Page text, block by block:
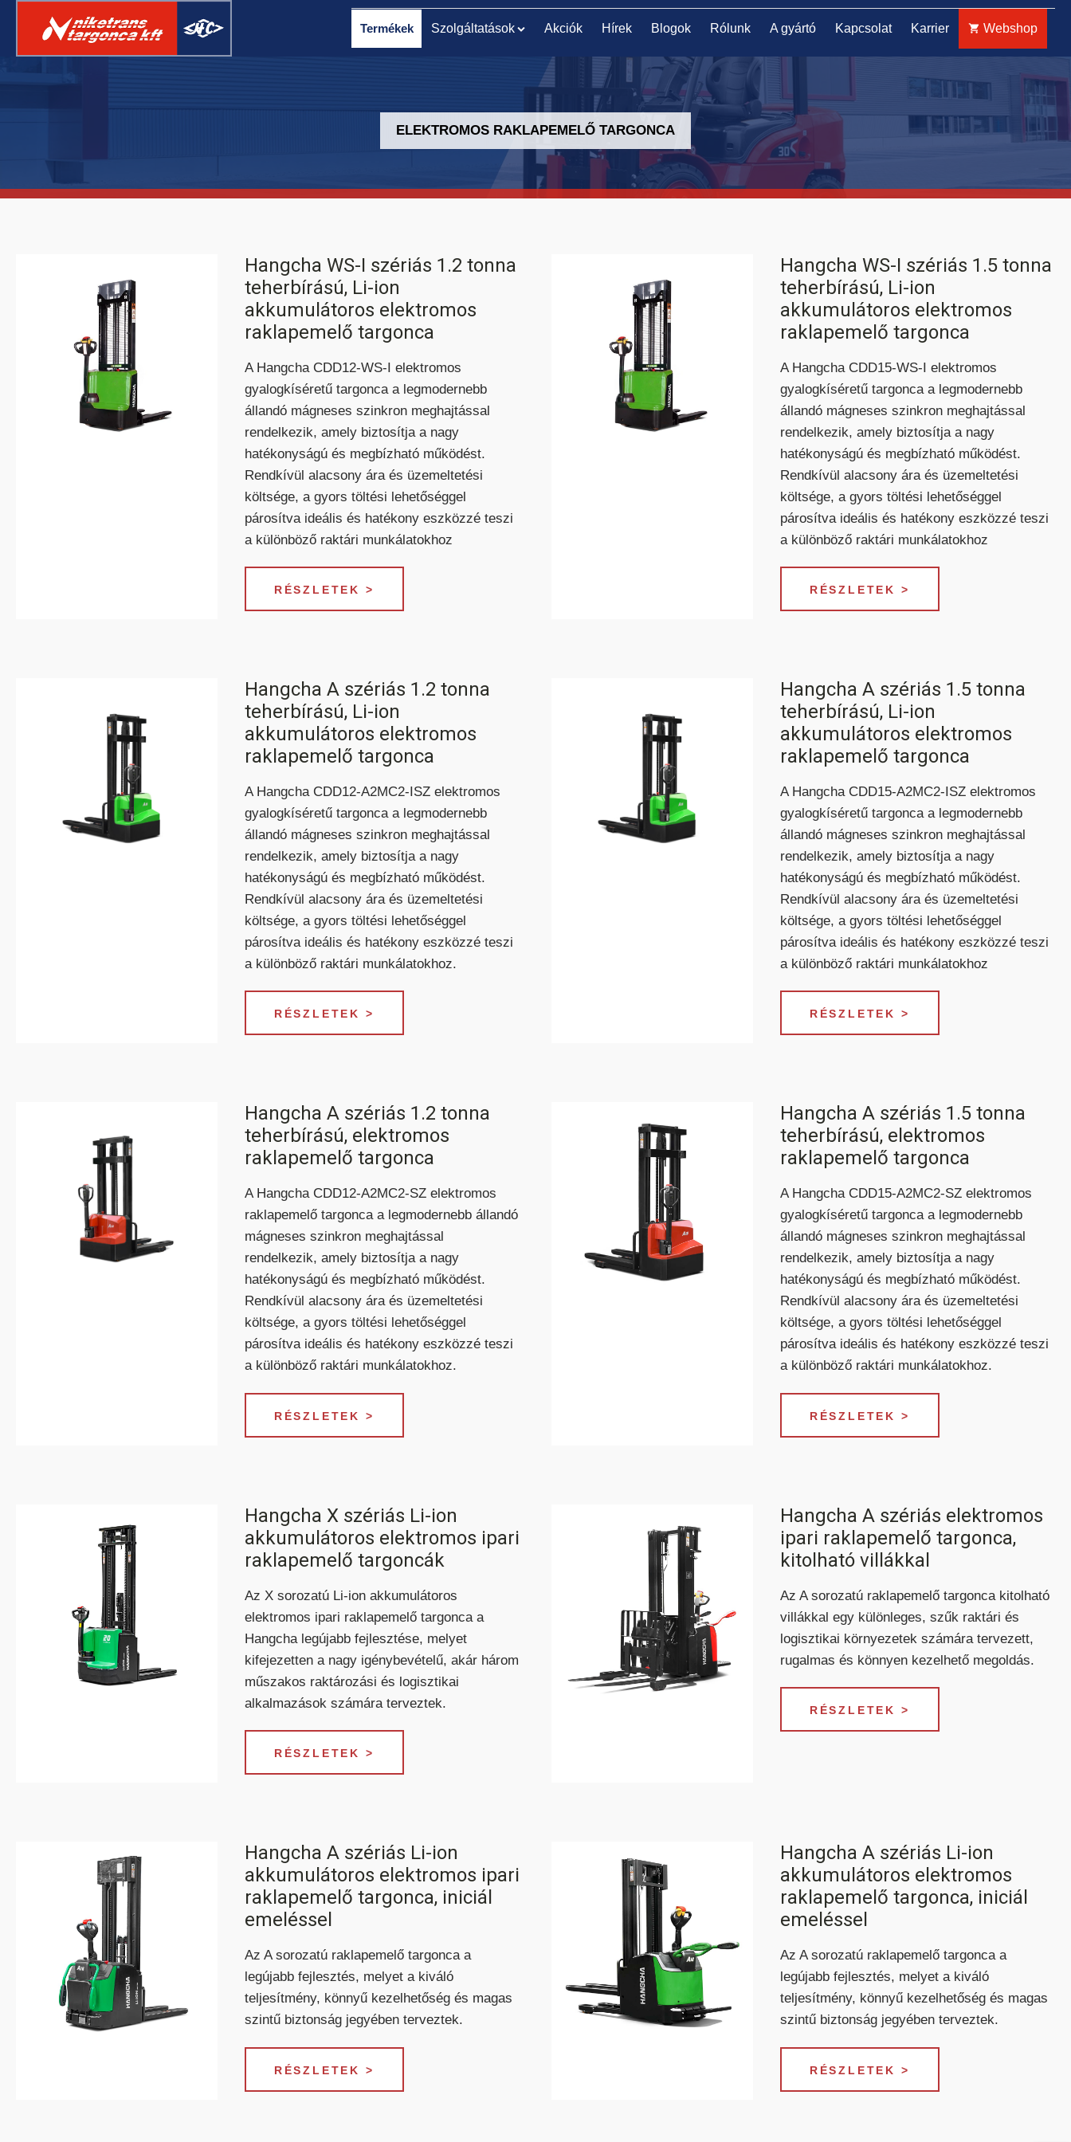
Termékek Szolgáltatások Akciók Hírek Blogok Rólunk A gyártó Kapcsolat Karrier Webshop
TARGONCA
KESKENY-FOLYOSÓS
HOMLOKVILLÁS
TARGONCA
HC ÖNJÁRÓ OLLÓS
HC ÖNJÁRÓ
KAROS/OSZLOPOS
SZEMÉLYEMELŐK
HASZNÁLT TARGONCÁK
ELEKTROMOS RAKLAPEMELŐ TARGONCA
Hangcha WS-I szériás 1.2 tonna
teherbírású, Li-ion
akkumulátoros elektromos
raklapemelő targonca
A Hangcha CDD12-WS-I elektromos
gyalogkíséretű targonca a legmodernebb
állandó mágneses szinkron meghajtással
rendelkezik, amely biztosítja a nagy
hatékonyságú és megbízható működést.
Rendkívül alacsony ára és üzemeltetési
költsége, a gyors töltési lehetőséggel
párosítva ideális és hatékony eszközzé teszi
a különböző raktári munkálatokhoz
RÉSZLETEK >
Hangcha WS-I szériás 1.5 tonna
teherbírású, Li-ion
akkumulátoros elektromos
raklapemelő targonca
A Hangcha CDD15-WS-I elektromos
gyalogkíséretű targonca a legmodernebb
állandó mágneses szinkron meghajtással
rendelkezik, amely biztosítja a nagy
hatékonyságú és megbízható működést.
Rendkívül alacsony ára és üzemeltetési
költsége, a gyors töltési lehetőséggel
párosítva ideális és hatékony eszközzé teszi
a különböző raktári munkálatokhoz
RÉSZLETEK >
Hangcha A szériás 1.2 tonna
teherbírású, Li-ion
akkumulátoros elektromos
raklapemelő targonca
A Hangcha CDD12-A2MC2-ISZ elektromos
gyalogkíséretű targonca a legmodernebb
állandó mágneses szinkron meghajtással
rendelkezik, amely biztosítja a nagy
hatékonyságú és megbízható működést.
Rendkívül alacsony ára és üzemeltetési
költsége, a gyors töltési lehetőséggel
párosítva ideális és hatékony eszközzé teszi
a különböző raktári munkálatokhoz.
RÉSZLETEK >
Hangcha A szériás 1.5 tonna
teherbírású, Li-ion
akkumulátoros elektromos
raklapemelő targonca
A Hangcha CDD15-A2MC2-ISZ elektromos
gyalogkíséretű targonca a legmodernebb
állandó mágneses szinkron meghajtással
rendelkezik, amely biztosítja a nagy
hatékonyságú és megbízható működést.
Rendkívül alacsony ára és üzemeltetési
költsége, a gyors töltési lehetőséggel
párosítva ideális és hatékony eszközzé teszi
a különböző raktári munkálatokhoz
RÉSZLETEK >
Hangcha A szériás 1.2 tonna
teherbírású, elektromos
raklapemelő targonca
A Hangcha CDD12-A2MC2-SZ elektromos
raklapemelő targonca a legmodernebb állandó
mágneses szinkron meghajtással
rendelkezik, amely biztosítja a nagy
hatékonyságú és megbízható működést.
Rendkívül alacsony ára és üzemeltetési
költsége, a gyors töltési lehetőséggel
párosítva ideális és hatékony eszközzé teszi
a különböző raktári munkálatokhoz.
RÉSZLETEK >
Hangcha A szériás 1.5 tonna
teherbírású, elektromos
raklapemelő targonca
A Hangcha CDD15-A2MC2-SZ elektromos
gyalogkíséretű targonca a legmodernebb
állandó mágneses szinkron meghajtással
rendelkezik, amely biztosítja a nagy
hatékonyságú és megbízható működést.
Rendkívül alacsony ára és üzemeltetési
költsége, a gyors töltési lehetőséggel
párosítva ideális és hatékony eszközzé teszi
a különböző raktári munkálatokhoz.
RÉSZLETEK >
Hangcha X szériás Li-ion
akkumulátoros elektromos ipari
raklapemelő targoncák
Az X sorozatú Li-ion akkumulátoros
elektromos ipari raklapemelő targonca a
Hangcha legújabb fejlesztése, melyet
kifejezetten a nagy igénybevételű, akár három
műszakos raktározási és logisztikai
alkalmazások számára terveztek.
RÉSZLETEK >
Hangcha A szériás elektromos
ipari raklapemelő targonca,
kitolható villákkal
Az A sorozatú raklapemelő targonca kitolható
villákkal egy különleges, szűk raktári és
logisztikai környezetek számára tervezett,
rugalmas és könnyen kezelhető megoldás.
RÉSZLETEK >
Hangcha A szériás Li-ion
akkumulátoros elektromos ipari
raklapemelő targonca, iniciál
emeléssel
Az A sorozatú raklapemelő targonca a
legújabb fejlesztés, melyet a kiváló
teljesítmény, könnyű kezelhetőség és magas
szintű biztonság jegyében terveztek.
RÉSZLETEK >
Hangcha A szériás Li-ion
akkumulátoros elektromos
raklapemelő targonca, iniciál
emeléssel
Az A sorozatú raklapemelő targonca a
legújabb fejlesztés, melyet a kiváló
teljesítmény, könnyű kezelhetőség és magas
szintű biztonság jegyében terveztek.
RÉSZLETEK >